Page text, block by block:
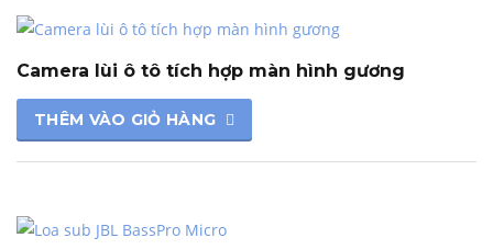
Camera lùi ô tô tích hợp màn hình gương
THÊM VÀO GIỎ HÀNG